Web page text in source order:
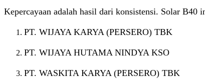
Kepercayaan adalah hasil dari konsistensi. Solar B40
PT. WIJAYA KARYA (PERSERO) TBK
PT. WIJAYA HUTAMA NINDYA KSO
PT. WASKITA KARYA (PERSERO) TBK